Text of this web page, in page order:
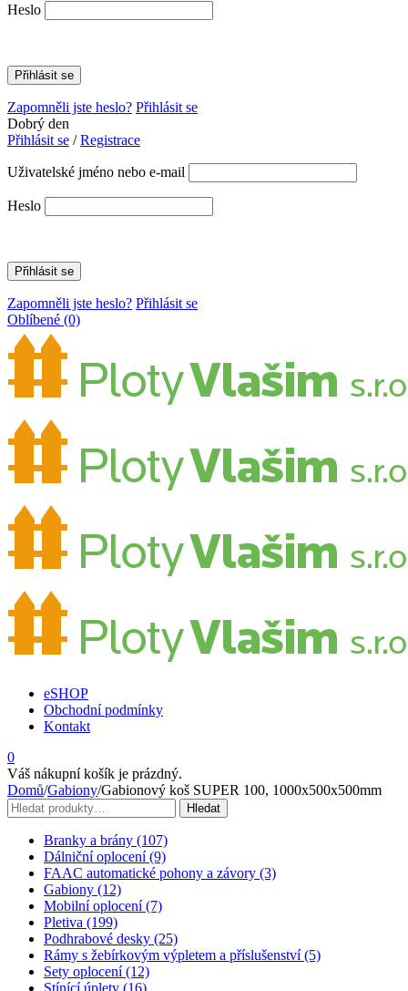
Heslo
Zapomněli jste heslo? Přihlásit se
Dobrý den
Přihlásit se /Registrace
Uživatelské jméno nebo e-mail
Heslo
Zapomněli jste heslo? Přihlásit se
Oblíbené (0)
eSHOP
Obchodní podmínky
Kontakt
0
Váš nákupní košík je prázdný.
Domů/Gabiony/Gabionový koš SUPER 100, 1000x500x500mm
Hledat:
Hledat
Branky a brány (107)
Dálniční oplocení (9)
FAAC automatické pohony a závory (3)
Gabiony (12)
Mobilní oplocení (7)
Pletiva (199)
Podhrabové desky (25)
Rámy s žebírkovým výpletem a příslušenství (5)
Sety oplocení (12)
Stínící úplety (16)